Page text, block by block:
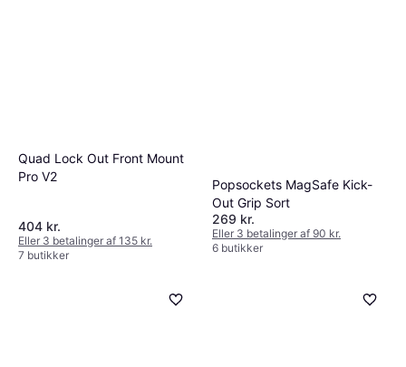
Quad Lock Out Front Mount
Pro V2
404 kr.
Eller 3 betalinger af 135 kr.
7 butikker
Popsockets MagSafe Kick-
Out Grip Sort
269 kr.
Eller 3 betalinger af 90 kr.
6 butikker